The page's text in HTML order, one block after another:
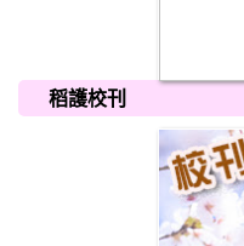
稻護校刊